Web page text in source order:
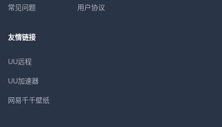
常见问题 用户协议
友情链接
UU远程
UU加速器
网易千千壁纸